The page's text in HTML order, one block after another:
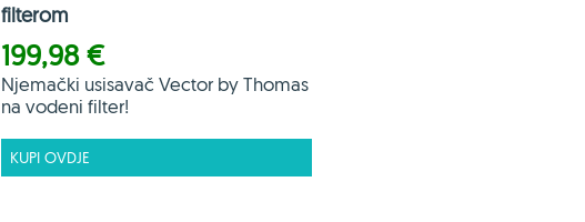
filterom
199,98 €
Njemački usisavač Vector by Thomas
na vodeni filter!
KUPI OVDJE